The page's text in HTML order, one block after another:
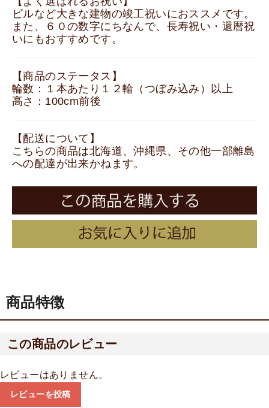
ビルなど大きな建物の竣工祝いにおススメです。
また、６０の数字にちなんで、長寿祝い・還暦祝
いにもおすすめです。
【商品のステータス】
輪数：１本あたり１２輪（つぼみ込み）以上
高さ：100cm前後
【配送について】
こちらの商品は北海道、沖縄県、その他一部離島
への配達が出来かねます。
商品特徴
この商品のレビュー
レビューはありません。
レビューを投稿